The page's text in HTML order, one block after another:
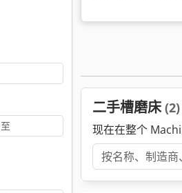
二手槽磨床(2)
现在在整个